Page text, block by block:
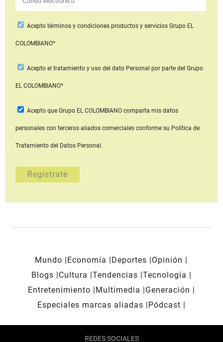
Aceptotérminos y condiciones productos y serviciosGrupo EL
COLOMBIANO*
Acepto el tratamiento y uso del dato Personal por parte del Grupo
EL COLOMBIANO*
Acepto que Grupo EL COLOMBIANOcomparta mis datos
personales con terceros aliados comerciales conforme su Política de
Tratamiento del Datos Personal.
Mundo Economía Deportes
Opinión
Blogs
Cultura Tendencias Tecnología
Entretenimiento
Multimedia
Generación
Especiales marcas aliadas
Pódcast
REDES SOCIALES